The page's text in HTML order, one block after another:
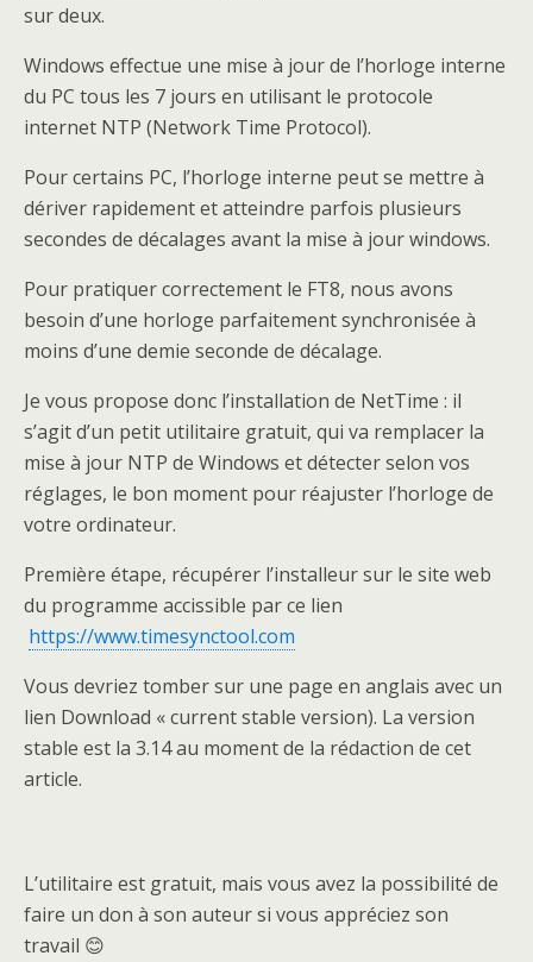
sur deux.
Windows effectue une mise à jour de l’horloge interne
du PC tous les 7 jours en utilisant le protocole
internet NTP (Network Time Protocol).
Pour certains PC, l’horloge interne peut se mettre à
dériver rapidement et atteindre parfois plusieurs
secondes de décalages avant la mise à jour windows.
Pour pratiquer correctement le FT8, nous avons
besoin d’une horloge parfaitement synchronisée à
moins d’une demie seconde de décalage.
Je vous propose donc l’installation de NetTime : il
s’agit d’un petit utilitaire gratuit, qui va remplacer la
mise à jour NTP de Windows et détecter selon vos
réglages, le bon moment pour réajuster l’horloge de
votre ordinateur.
Première étape, récupérer l’installeur sur le site web
du programme accissible par ce lien
https://www.timesynctool.com
Vous devriez tomber sur une page en anglais avec un
lien Download « current stable version). La version
stable est la 3.14 au moment de la rédaction de cet
article.
L’utilitaire est gratuit, mais vous avez la possibilité de
faire un don à son auteur si vous appréciez son
travail 😊